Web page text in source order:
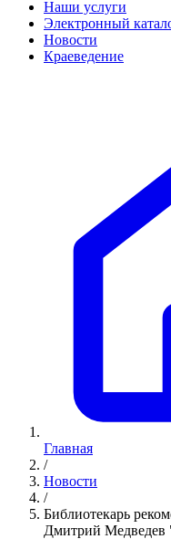
Наши услуги
Электронный
Новости
Краеведение
Главная
/
Новости
/
Библиотекарь
Дмитрий Медведев